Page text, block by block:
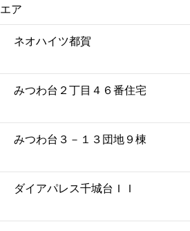
エア
ネオハイツ都賀
みつわ台２丁目４６番住宅
みつわ台３－１３団地９棟
ダイアパレス千城台ＩＩ